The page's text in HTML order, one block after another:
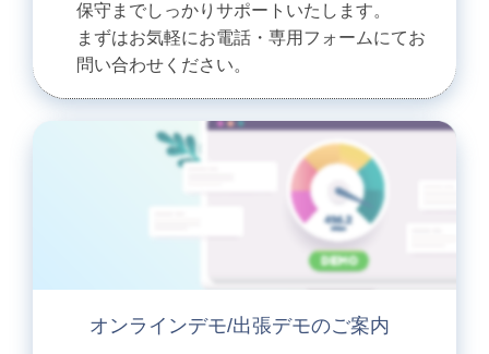
保守までしっかりサポートいたします。
まずはお気軽にお電話・専用フォームにてお
問い合わせください。
オンラインデモ/出張デモのご案内